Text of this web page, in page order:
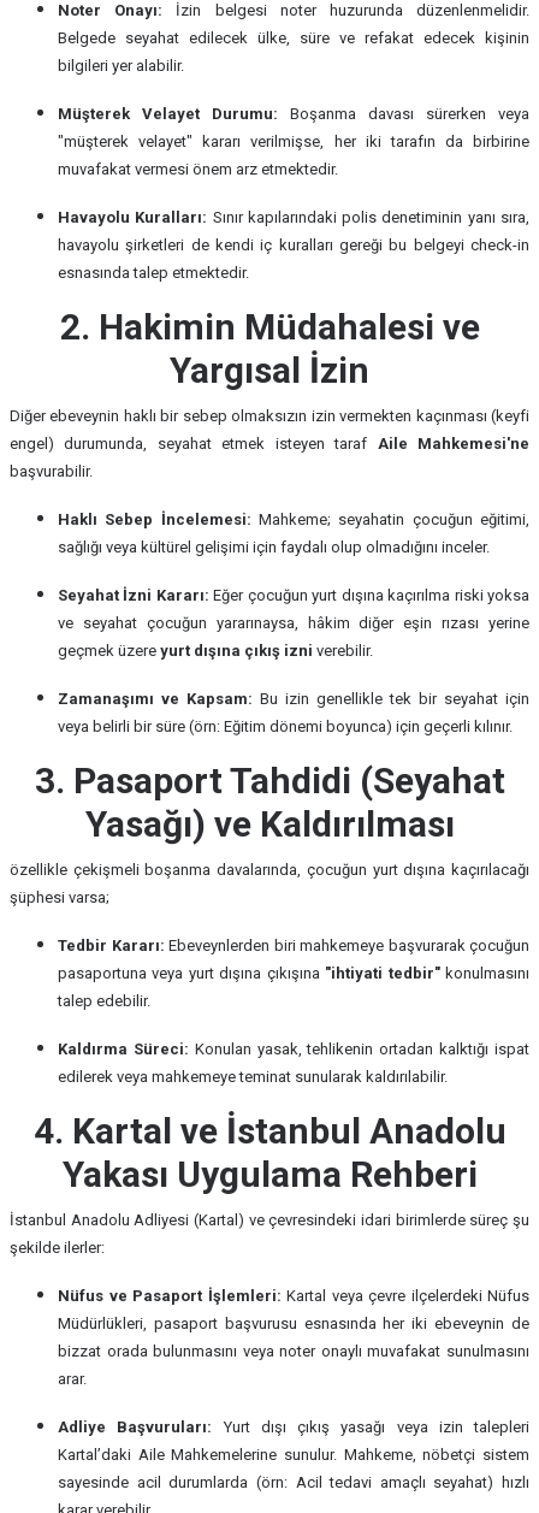
Noter Onayı: İzin belgesi noter huzurunda düzenlenmelidir.
Belgede seyahat edilecek ülke, süre ve refakat edecek kişinin
bilgileri yer alabilir.
Müşterek Velayet Durumu: Boşanma davası sürerken veya
"müşterek velayet" kararı verilmişse, her iki tarafın da birbirine
muvafakat vermesi önem arz etmektedir.
Havayolu Kuralları: Sınır kapılarındaki polis denetiminin yanı sıra,
havayolu şirketleri de kendi iç kuralları gereği bu belgeyi check-in
esnasında talep etmektedir.
2. Hakimin Müdahalesi ve
Yargısal İzin
Diğer ebeveynin haklı bir sebep olmaksızın izin vermekten kaçınması (keyfi
engel) durumunda, seyahat etmek isteyen taraf Aile Mahkemesi'ne
başvurabilir.
Haklı Sebep İncelemesi: Mahkeme; seyahatin çocuğun eğitimi,
sağlığı veya kültürel gelişimi için faydalı olup olmadığını inceler.
Seyahat İzni Kararı: Eğer çocuğun yurt dışına kaçırılma riski yoksa
ve seyahat çocuğun yararınaysa, hâkim diğer eşin rızası yerine
geçmek üzere yurt dışına çıkış izni verebilir.
Zamanaşımı ve Kapsam: Bu izin genellikle tek bir seyahat için
veya belirli bir süre (örn: Eğitim dönemi boyunca) için geçerli kılınır.
3. Pasaport Tahdidi (Seyahat
Yasağı) ve Kaldırılması
özellikle çekişmeli boşanma davalarında, çocuğun yurt dışına kaçırılacağı
şüphesi varsa;
Tedbir Kararı: Ebeveynlerden biri mahkemeye başvurarak çocuğun
pasaportuna veya yurt dışına çıkışına "ihtiyati tedbir"konulmasını
talep edebilir.
Kaldırma Süreci: Konulan yasak, tehlikenin ortadan kalktığı ispat
edilerek veya mahkemeye teminat sunularak kaldırılabilir.
4. Kartal ve İstanbul Anadolu
Yakası Uygulama Rehberi
İstanbul Anadolu Adliyesi (Kartal) ve çevresindeki idari birimlerde süreç şu
şekilde ilerler:
Nüfus ve Pasaport İşlemleri: Kartal veya çevre ilçelerdeki Nüfus
Müdürlükleri, pasaport başvurusu esnasında her iki ebeveynin de
bizzat orada bulunmasını veya noter onaylı muvafakat sunulmasını
arar.
Adliye Başvuruları: Yurt dışı çıkış yasağı veya izin talepleri
Kartal’daki Aile Mahkemelerine sunulur. Mahkeme, nöbetçi sistem
sayesinde acil durumlarda (örn: Acil tedavi amaçlı seyahat) hızlı